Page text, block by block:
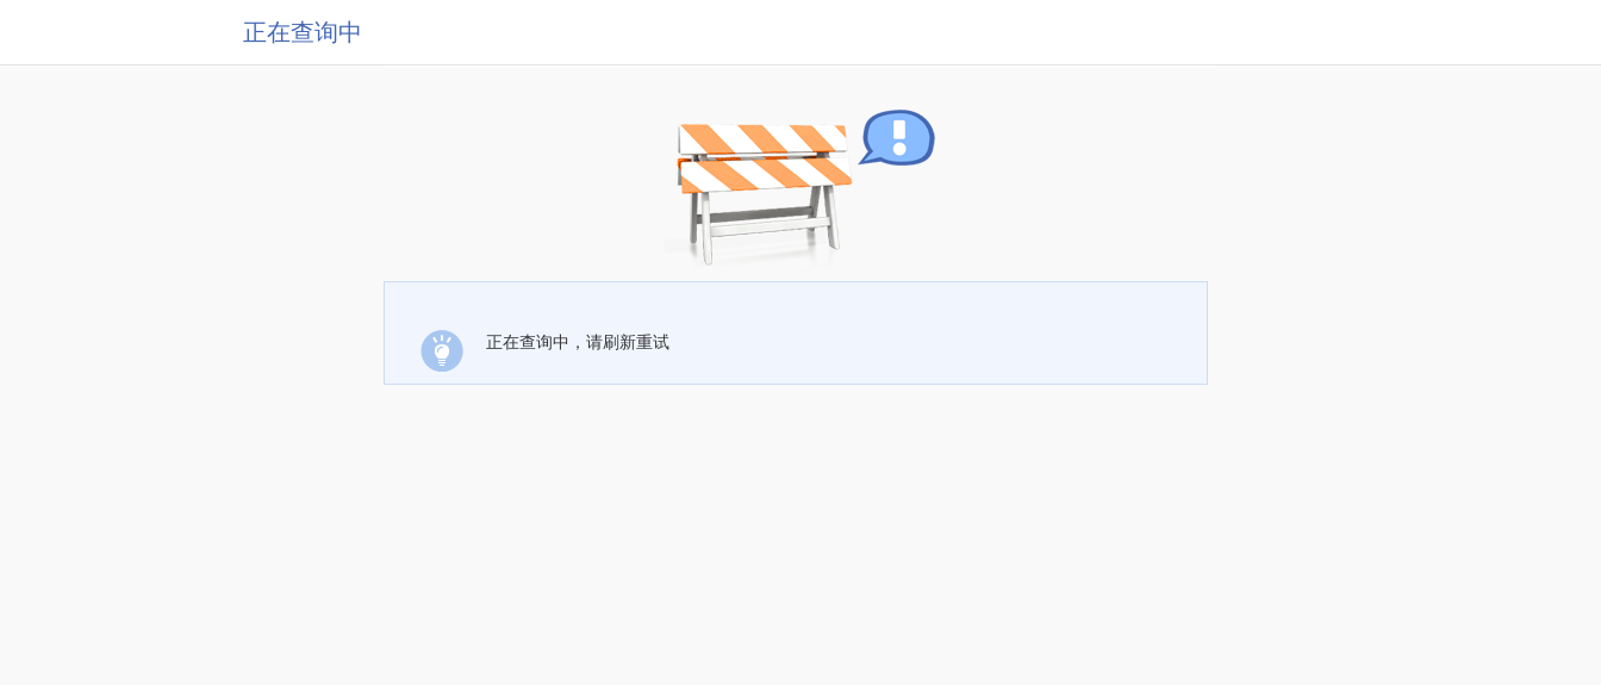
正在查询中
正在查询中，请刷新重试